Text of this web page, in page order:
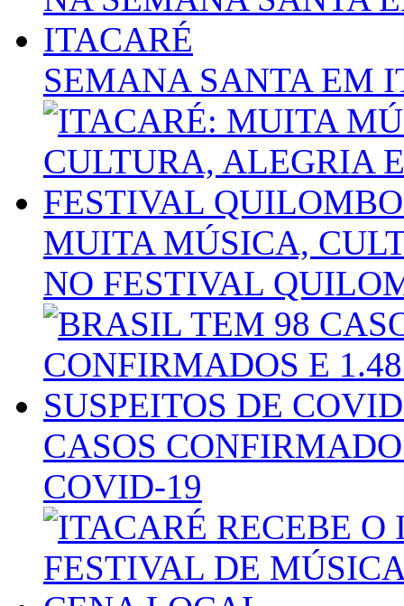
SEMANA SANTA EM
MUITA MÚSICA,
NO FESTIVAL
CASOS
COVID-19